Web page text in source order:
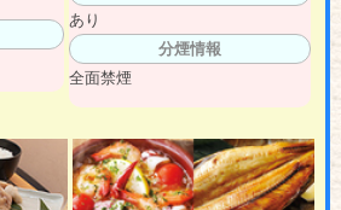
あり
分煙情報
全面禁煙